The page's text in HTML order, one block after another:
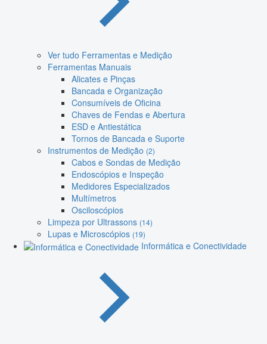
Ver tudo Ferramentas e Medição
Ferramentas Manuais
Alicates e Pinças
Bancada e Organização
Consumíveis de Oficina
Chaves de Fendas e Abertura
ESD e Antiestática
Tornos de Bancada e Suporte
Instrumentos de Medição (2)
Cabos e Sondas de Medição
Endoscópios e Inspeção
Medidores Especializados
Multímetros
Osciloscópios
Limpeza por Ultrassons (14)
Lupas e Microscópios (19)
Informática e Conectividade